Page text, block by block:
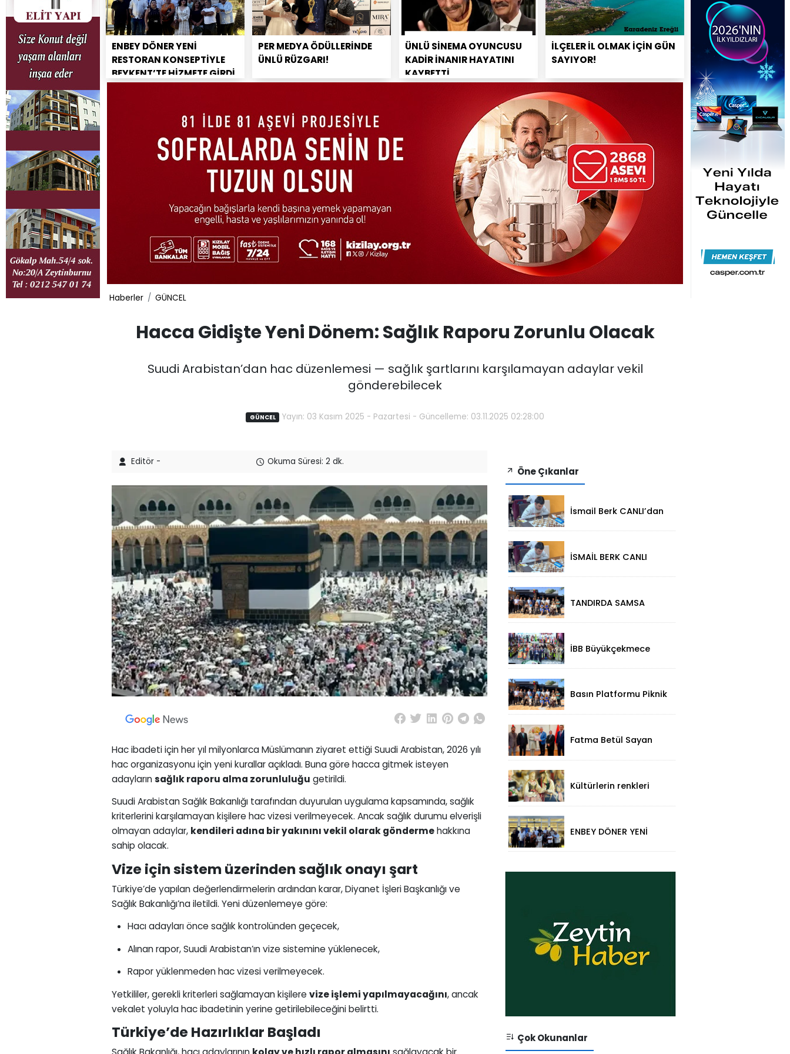
ENBEY DÖNER YENİ
RESTORAN KONSEPTİYLE
BEYKENT’TE HİZMETE GİRDİ
PER MEDYA ÖDÜLLERİNDE
ÜNLÜ RÜZGARI!
ÜNLÜ SİNEMA OYUNCUSU
KADİR İNANIR HAYATINI
KAYBETTİ
İLÇELER İL OLMAK İÇİN GÜN
SAYIYOR!
Haberler GÜNCEL
Hacca Gidişte Yeni Dönem: Sağlık Raporu Zorunlu Olacak
Suudi Arabistan’dan hac düzenlemesi — sağlık şartlarını karşılamayan adaylar vekil
gönderebilecek
GÜNCEL Yayın: 03 Kasım 2025 - Pazartesi - Güncelleme: 03.11.2025 02:28:00
Editör - Okuma Süresi: 2 dk.
Hac ibadeti için her yıl milyonlarca Müslümanın ziyaret ettiği Suudi Arabistan, 2026 yılı
hac organizasyonu için yeni kurallar açıkladı. Buna göre hacca gitmek isteyen
adaylarınsağlık raporu alma zorunluluğu getirildi.
Suudi Arabistan Sağlık Bakanlığı tarafından duyurulan uygulama kapsamında, sağlık
kriterlerini karşılamayan kişilere hac vizesi verilmeyecek. Ancak sağlık durumu elverişli
olmayan adaylar, kendileri adına bir yakınını vekil olarak göndermehakkına
sahip olacak.
Vize için sistem üzerinden sağlık onayı şart
Türkiye’de yapılan değerlendirmelerin ardından karar, Diyanet İşleri Başkanlığı ve
Sağlık Bakanlığı’na iletildi. Yeni düzenlemeye göre:
Hacı adayları önce sağlık kontrolünden geçecek,
Alınan rapor, Suudi Arabistan’ın vize sistemine yüklenecek,
Rapor yüklenmeden hac vizesi verilmeyecek.
Yetkililer, gerekli kriterleri sağlamayan kişilerevize işlemi yapılmayacağını, ancak
vekalet yoluyla hac ibadetinin yerine getirilebileceğini belirtti.
Türkiye’de Hazırlıklar Başladı
Öne Çıkanlar
İsmail Berk CANLI’dan
Başarı: 2312
Turnuvaya Damga
Vurdu
İSMAİL BERK CANLI
SATRANÇTA
TANDIRDA SAMSA
KÜÇÜKÇEKMECE
İBB Büyükçekmece
Açılış!
Basın Platformu Piknik
Land'de Toplandı!
Fatma Betül Sayan
Mehmet Makas'a
Kültürlerin renkleri
yansıtıldı
ENBEY DÖNER YENİ
KONSEPTİYLE
GİRDİ
Çok Okunanlar